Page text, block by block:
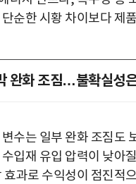
순한 시황 차이보다 제
완화 조짐…불확실성
수는 일부 완화 조짐도
입재 유입 압력이 낮아
효과로 수익성이 점진적